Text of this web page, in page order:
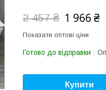
2 457 ₴ 1 966 ₴
Показати оптові ціни
Готово до відправки
Купити